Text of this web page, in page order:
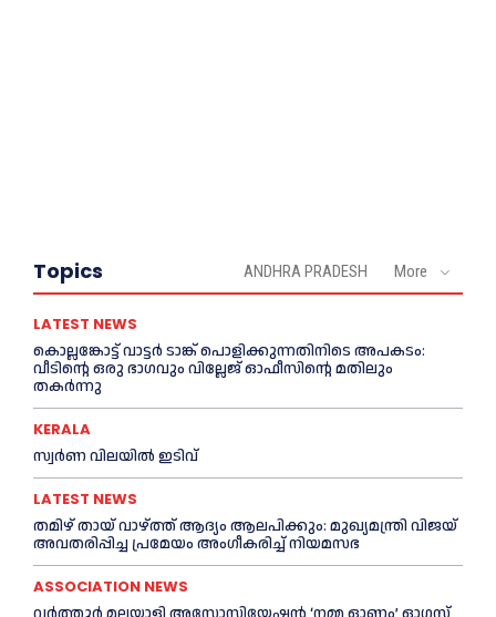
Topics ANDHRA PRADESH More
LATEST NEWS
കൊല്ലങ്കോട്ട് വാട്ടര്‍ ടാങ്ക് പൊളിക്കുന്നതിനിടെ അപകടം:
വീടിന്റെ ഒരു ഭാഗവും വില്ലേജ് ഓഫീസിന്റെ മതിലും
തകര്‍ന്നു
KERALA
സ്വ‍‍ർണ വിലയില്‍ ഇടിവ്
LATEST NEWS
തമിഴ് തായ് വാഴ്ത്ത് ആദ്യം ആലപിക്കും: മുഖ്യമന്ത്രി വിജയ്
അവതരിപ്പിച്ച പ്രമേയം അംഗീകരിച്ച്‌ നിയമസഭ
ASSOCIATION NEWS